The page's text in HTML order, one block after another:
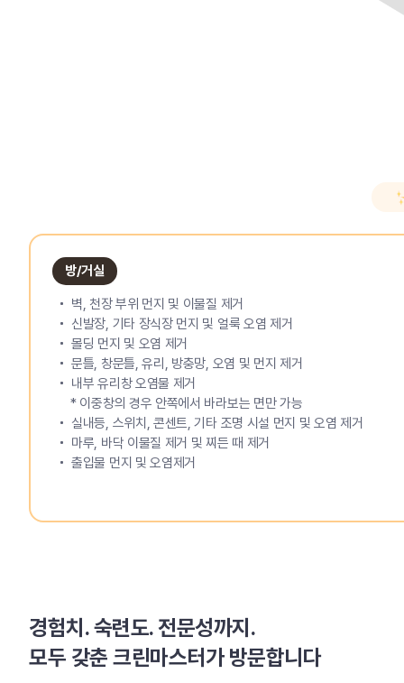
방/거실
벽, 천장 부위 먼지 및 이물질 제거
신발장, 기타 장식장 먼지 및 얼룩 오염 제거
몰딩 먼지 및 오염 제거
문틀, 창문틀, 유리, 방충망, 오염 및 먼지 제거
내부 유리창 오염물 제거
* 이중창의 경우 안쪽에서 바라보는 면만 가능
실내등, 스위치, 콘센트, 기타 조명 시설 먼지 및 오염 제거
마루, 바닥 이물질 제거 및 찌든 때 제거
출입물 먼지 및 오염제거
경험치. 숙련도. 전문성까지.
모두 갖춘 크린마스터가 방문합니다